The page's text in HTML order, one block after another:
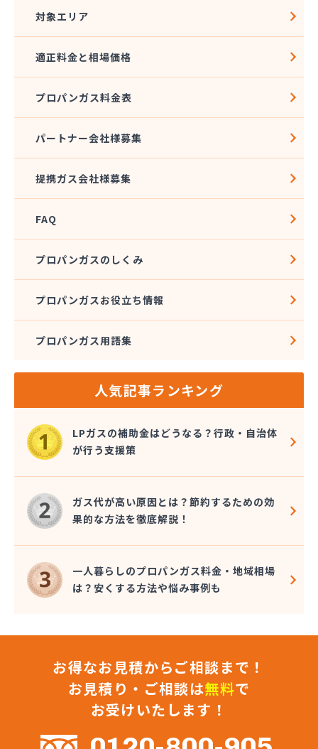
対象エリア
適正料金と相場価格
プロパンガス料金表
パートナー会社様募集
提携ガス会社様募集
FAQ
プロパンガスのしくみ
プロパンガスお役立ち情報
プロパンガス用語集
人気記事ランキング
LPガスの補助金はどうなる？行政・自治体
が行う支援策
ガス代が高い原因とは？節約するための効
果的な方法を徹底解説！
一人暮らしのプロパンガス料金・地域相場
は？安くする方法や悩み事例も
お得なお見積からご相談まで！
お見積り・ご相談は無料で
お受けいたします！